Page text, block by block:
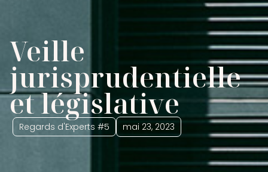
Veille
jurisprudentielle
et législative
Regards d'Experts #5 mai 23, 2023